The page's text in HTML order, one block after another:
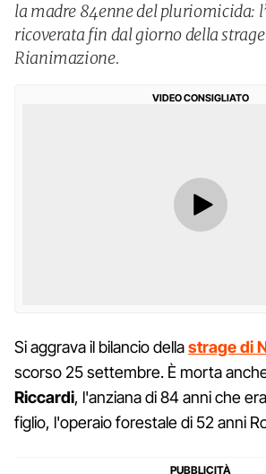
la madre 84enne del pluriomicida:
ricoverata fin dal giorno della
Rianimazione.
VIDEO CONSIGLIATO
Si aggrava il bilancio dellastrage di
scorso 25 settembre. È morta
Riccardi, l'anziana di 84 anni che
figlio, l'operaio forestale di 52 anni